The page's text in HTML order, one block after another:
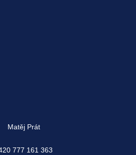
Matěj Prát
777 161 363